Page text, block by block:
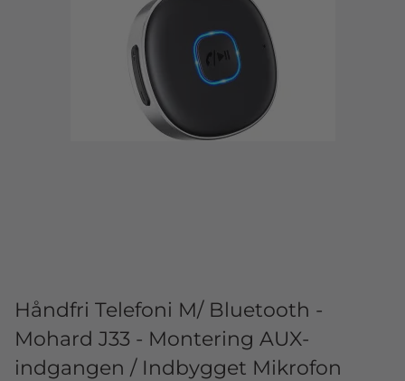
Håndfri Telefoni M/ Bluetooth -
Mohard J33 - Montering AUX-
indgangen / Indbygget Mikrofon